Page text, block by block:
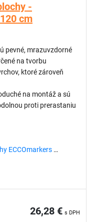
-
cm
pevné, mrazuvzdorné
na tvorbu
ktoré zároveň
na montáž a sú
proti prerastaniu
ECCOmarkers
26,28 € s DPH